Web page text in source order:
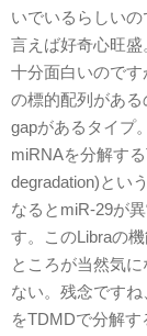
いでいるらしい
言えば好奇心旺
十分面白いので
の標的配列があ
gapがあるタイプ
miRNAを分解す
degradation)とい
なるとmiR-29が
す。このLibraの
ところが当然気
ない。残念です
をTDMDで分解す